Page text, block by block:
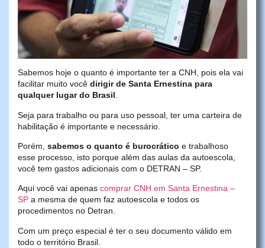
Sabemos hoje o quanto é importante ter a CNH, pois ela vai
facilitar muito você dirigir de Santa Ernestina para
qualquer lugar do Brasil.
Seja para trabalho ou para uso pessoal, ter uma carteira de
habilitação é importante e necessário.
Porém, sabemos o quanto é burocrático e trabalhoso
esse processo, isto porque além das aulas da autoescola,
você tem gastos adicionais com o DETRAN – SP.
Aqui você vai apenas comprar CNH em Santa Ernestina –
SP a mesma de quem faz autoescola e todos os
procedimentos no Detran.
Com um preço especial é ter o seu documento válido em
todo o território Brasil.